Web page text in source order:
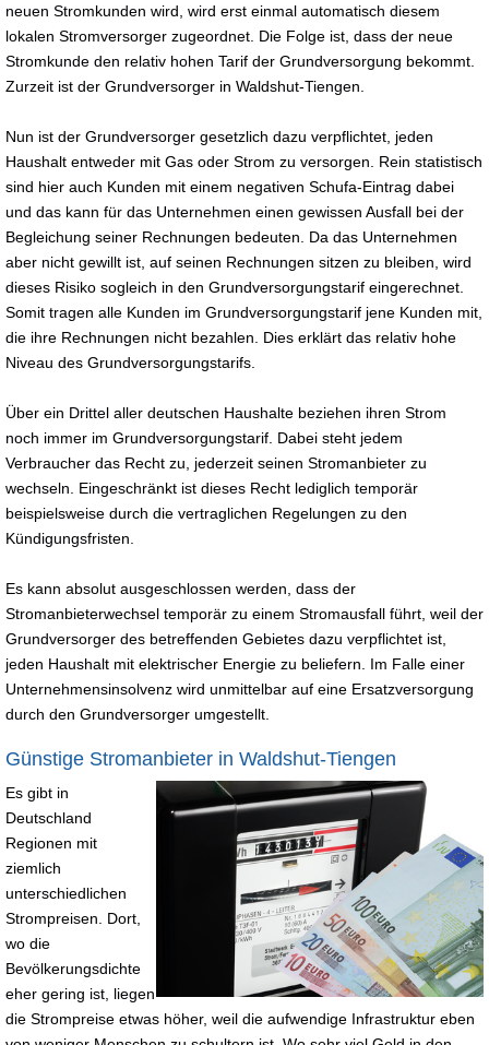
neuen Stromkunden wird, wird erst einmal automatisch diesem
lokalen Stromversorger zugeordnet. Die Folge ist, dass der neue
Stromkunde den relativ hohen Tarif der Grundversorgung bekommt.
Zurzeit ist der Grundversorger in Waldshut-Tiengen.
Nun ist der Grundversorger gesetzlich dazu verpflichtet, jeden
Haushalt entweder mit Gas oder Strom zu versorgen. Rein statistisch
sind hier auch Kunden mit einem negativen Schufa-Eintrag dabei
und das kann für das Unternehmen einen gewissen Ausfall bei der
Begleichung seiner Rechnungen bedeuten. Da das Unternehmen
aber nicht gewillt ist, auf seinen Rechnungen sitzen zu bleiben, wird
dieses Risiko sogleich in den Grundversorgungstarif eingerechnet.
Somit tragen alle Kunden im Grundversorgungstarif jene Kunden mit,
die ihre Rechnungen nicht bezahlen. Dies erklärt das relativ hohe
Niveau des Grundversorgungstarifs.
Über ein Drittel aller deutschen Haushalte beziehen ihren Strom
noch immer im Grundversorgungstarif. Dabei steht jedem
Verbraucher das Recht zu, jederzeit seinen Stromanbieter zu
wechseln. Eingeschränkt ist dieses Recht lediglich temporär
beispielsweise durch die vertraglichen Regelungen zu den
Kündigungsfristen.
Es kann absolut ausgeschlossen werden, dass der
Stromanbieterwechsel temporär zu einem Stromausfall führt, weil der
Grundversorger des betreffenden Gebietes dazu verpflichtet ist,
jeden Haushalt mit elektrischer Energie zu beliefern. Im Falle einer
Unternehmensinsolvenz wird unmittelbar auf eine Ersatzversorgung
durch den Grundversorger umgestellt.
Günstige Stromanbieter in Waldshut-Tiengen
Es gibt in
Deutschland
Regionen mit
ziemlich
unterschiedlichen
Strompreisen. Dort,
wo die
Bevölkerungsdichte
eher gering ist, liegen
die Strompreise etwas höher, weil die aufwendige Infrastruktur eben